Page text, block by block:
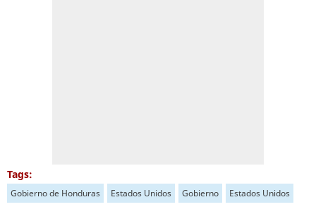
Tags:
Gobierno de Honduras Estados Unidos Gobierno Estados Unidos